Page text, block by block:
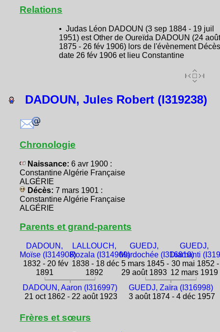
Relations
• Judas Léon DADOUN (3 sep 1884 - 19 juil
1951) est Other de Oureïda DADOUN (24 août
1875 - 26 fév 1906) lors de l'évènement
date 26 fév 1906 et lieu Constantine
DADOUN, Jules Robert (I319238)
Chronologie
Naissance: 6 avr 1900 :
Constantine Algérie Française
ALGÉRIE
Décès: 7 mars 1901 :
Constantine Algérie Française
ALGÉRIE
Parents et grand-parents
DADOUN,
Moïse (I314908)
1832 - 20 fév
1891
LALLOUCH,
Rozala (I314909)
1838 - 18 déc
1892
GUEDJ,
Mardochée (I316819)
5 mars 1845 -
29 août 1893
GUEDJ,
Diamanti
30 mai 1852 -
12 mars 1919
DADOUN, Aaron (I316997)
21 oct 1862 - 22 août 1923
GUEDJ, Zaïra (I316998)
3 août 1874 - 4 déc 1957
Frères et sœurs